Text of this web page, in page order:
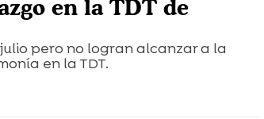
en la TDT de
pero no logran alcanzar a la
en la TDT.